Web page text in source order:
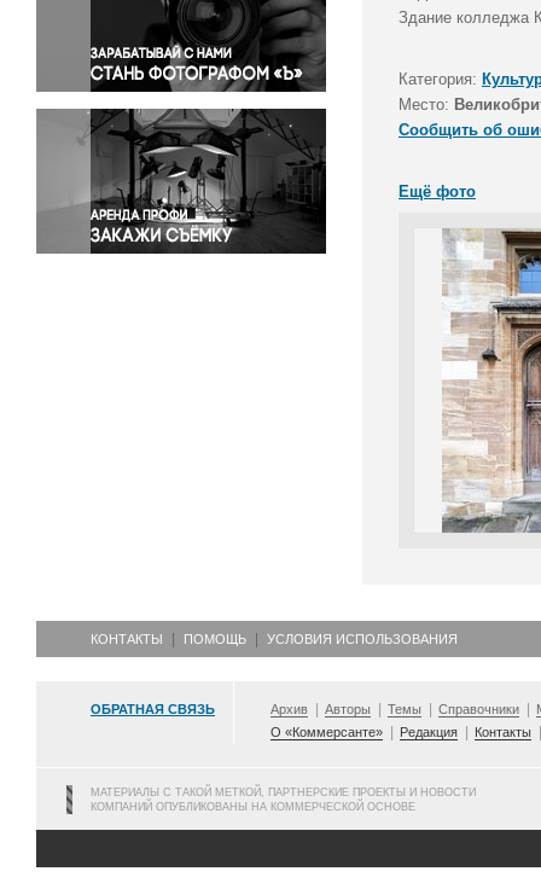
Правосудие
Происшествия и конфликты
Религия
Светская жизнь
Спорт
Экология
Экономика и бизнес
Здание колледжа
Категория:
Место:
Сообщить об
Ещё фото
КОНТАКТЫ ПОМОЩЬ УСЛОВИЯ ИСПОЛЬЗОВАНИЯ
ОБРАТНАЯ СВЯЗЬ Архив Авторы Темы Справочники
О «Коммерсанте»
Редакция Контакты
МАТЕРИАЛЫ С ТАКОЙ МЕТКОЙ, ПАРТНЕРСКИЕ ПРОЕКТЫ И НОВОСТИ
КОМПАНИЙ ОПУБЛИКОВАНЫ НА КОММЕРЧЕСКОЙ ОСНОВЕ